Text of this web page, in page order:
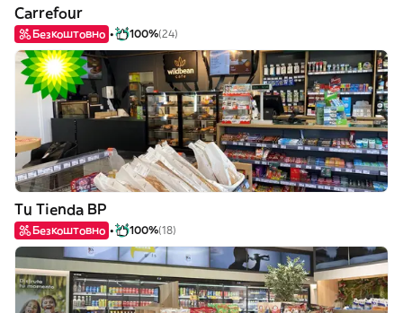
Carrefour
Безкоштовно 100%(24)
Tu Tienda BP
Безкоштовно 100%(18)